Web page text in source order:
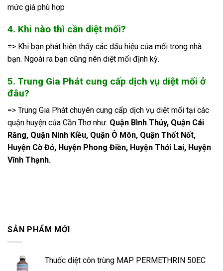
mức giá phù hợp
4. Khi nào thì cần diệt mối?
=> Khi bạn phát hiện thấy các dấu hiệu của mối trong nhà
bạn. Ngoài ra bạn cũng nên diệt mối định kỳ.
5. Trung Gia Phát cung cấp dịch vụ diệt mối ở
đâu?
=> Trung Gia Phát chuyên cung cấp dịch vụ diệt mối tại các
quận huyện của Cần Thơ như: Quận Bình Thủy, Quận Cái
Răng, Quận Ninh Kiều, Quận Ô Môn, Quận Thốt Nốt,
Huyện Cờ Đỏ, Huyện Phong Điền, Huyện Thới Lai, Huyện
Vĩnh Thạnh.
SẢN PHẨM MỚI
Thuốc diệt côn trùng MAP PERMETHRIN 50EC